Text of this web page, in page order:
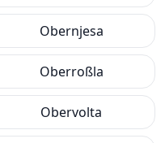
Obernjesa
Oberroßla
Obervolta